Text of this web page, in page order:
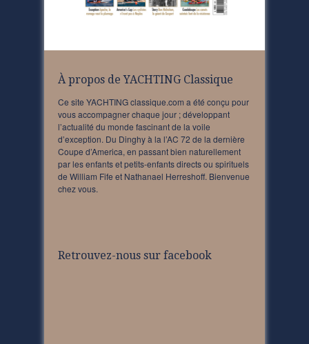
À propos de YACHTING Classique
Ce site YACHTING classique.com a été conçu pour
vous accompagner chaque jour ; développant
l’actualité du monde fascinant de la voile
d’exception. Du Dinghy à la l’AC 72 de la dernière
Coupe d’America, en passant bien naturellement
par les enfants et petits-enfants directs ou spirituels
de William Fife et Nathanael Herreshoff. Bienvenue
chez vous.
Retrouvez-nous sur facebook